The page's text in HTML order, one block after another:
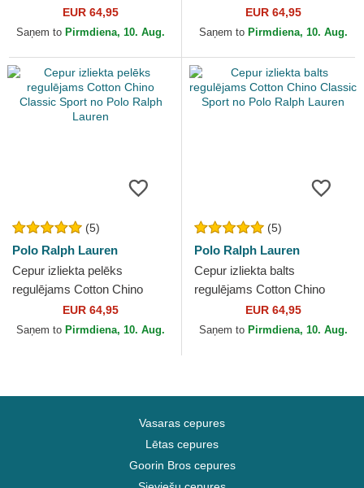
Sport no Polo Ralph Lauren
EUR 64,95
Saņem to Pirmdiena, 10. Aug.
Classic Sport no Polo Ralph
Lauren
EUR 64,95
Saņem to Pirmdiena, 10. Aug.
(5)
Polo Ralph Lauren
Cepur izliekta pelēks
regulējams Cotton Chino
Classic Sport no Polo Ralph
Lauren
EUR 64,95
Saņem to Pirmdiena, 10. Aug.
(5)
Polo Ralph Lauren
Cepur izliekta balts
regulējams Cotton Chino
Classic Sport no Polo Ralph
Lauren
EUR 64,95
Saņem to Pirmdiena, 10. Aug.
Vasaras cepures
Lētas cepures
Goorin Bros cepures